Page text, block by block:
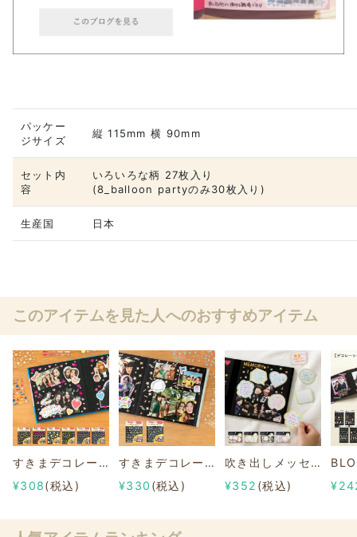
パッケー
ジサイズ
縦 115mm 横 90mm
セット内
容
いろいろな柄 27枚入り
(8_balloon partyのみ30枚入り)
生産国 日本
このアイテムを見た人へのおすすめアイテム
すきまデコレーション シール
¥308(税込)
すきまデコレーション シール 箔押し
¥330 (税込)
吹き出しメッセージシール
¥352 (税込)